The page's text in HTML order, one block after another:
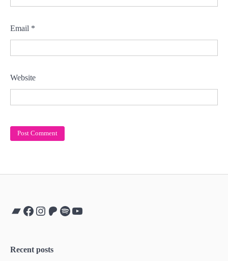
Email *
Website
Bandcamp
Facebook
Instagram
Patreon
Spotify
YouTube
Recent posts